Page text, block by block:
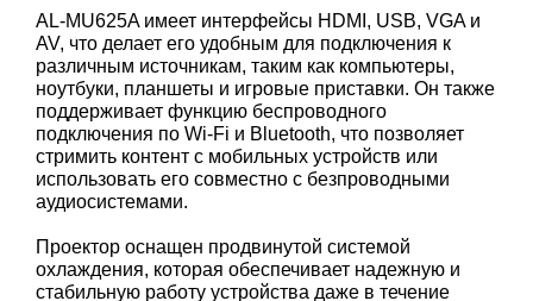
AL-MU625A имеет интерфейсы HDMI, USB, VGA и
AV, что делает его удобным для подключения к
различным источникам, таким как компьютеры,
ноутбуки, планшеты и игровые приставки. Он также
поддерживает функцию беспроводного
подключения по Wi-Fi и Bluetooth, что позволяет
стримить контент с мобильных устройств или
использовать его совместно с безпроводными
аудиосистемами.
Проектор оснащен продвинутой системой
охлаждения, которая обеспечивает надежную и
стабильную работу устройства даже в течение